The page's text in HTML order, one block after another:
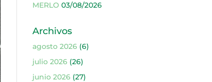
MERLO 03/08/2026
Archivos
agosto 2026(6)
julio 2026(26)
junio 2026(27)